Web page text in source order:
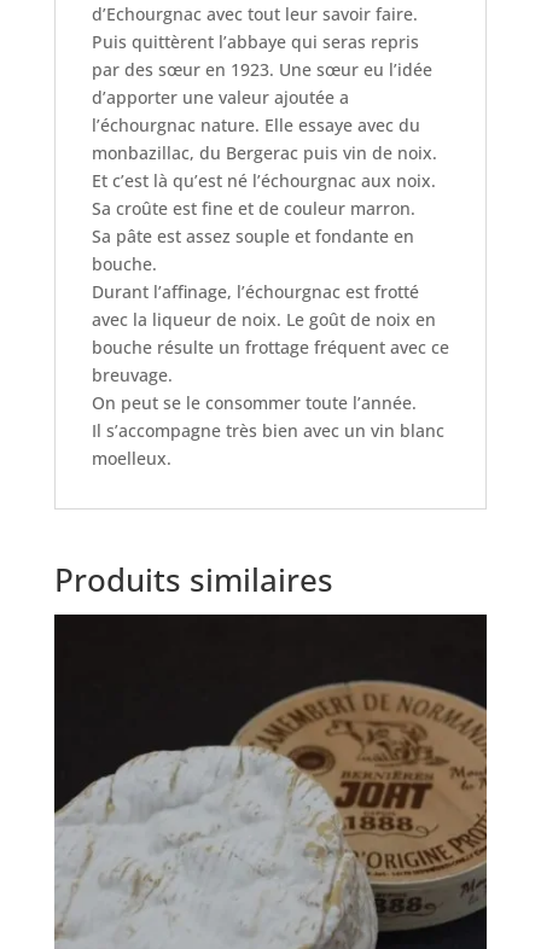
d’Echourgnac avec tout leur savoir faire.
Puis quittèrent l’abbaye qui seras repris
par des sœur en 1923. Une sœur eu l’idée
d’apporter une valeur ajoutée a
l’échourgnac nature. Elle essaye avec du
monbazillac, du Bergerac puis vin de noix.
Et c’est là qu’est né l’échourgnac aux noix.
Sa croûte est fine et de couleur marron.
Sa pâte est assez souple et fondante en
bouche.
Durant l’affinage, l’échourgnac est frotté
avec la liqueur de noix. Le goût de noix en
bouche résulte un frottage fréquent avec ce
breuvage.
On peut se le consommer toute l’année.
Il s’accompagne très bien avec un vin blanc
moelleux.
Produits similaires